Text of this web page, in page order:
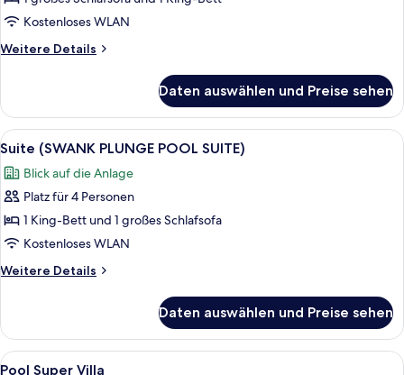
SWIM
UP
SUITE)
Kostenloses WLAN
Weitere Details
Weitere
(FLAT
SWIM
UP
Daten auswählen und Preise sehen
Alle
Fotos
für
Suite
(SWANK
PLUNGE
POOL
SUITE)
Ein modernes Interieur mit Pool,
6
Suite (SWANK PLUNGE POOL SUITE)
Blick auf die Anlage
Platz für 4 Personen
1 King-Bett und 1 großes Schlafsofa
Kostenloses WLAN
Weitere Details
Weitere
(SWANK
PLUNGE
POOL
Daten auswählen und Preise sehen
Alle
Ein modernes Gebäude mit weißer
6
Pool Super Villa